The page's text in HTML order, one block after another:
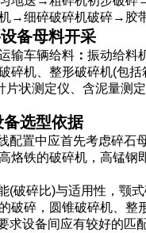
→细碎破碎机破碎→胶
备母料开采
输车辆给料 ： 振动给料
碎机、整形破碎机(包
状测定仪、含泥量测
选型依据
配置中应首先考虑碎石
烙铁的破碎机，高锰
(破碎比)与适用性，颚
破碎，圆锥破碎机、整
求设备间应有较好的匹配